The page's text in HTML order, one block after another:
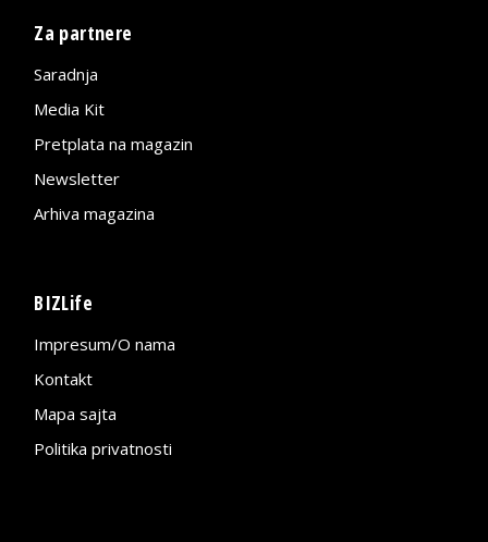
Za partnere
Saradnja
Media Kit
Pretplata na magazin
Newsletter
Arhiva magazina
BIZLife
Impresum/O nama
Kontakt
Mapa sajta
Politika privatnosti